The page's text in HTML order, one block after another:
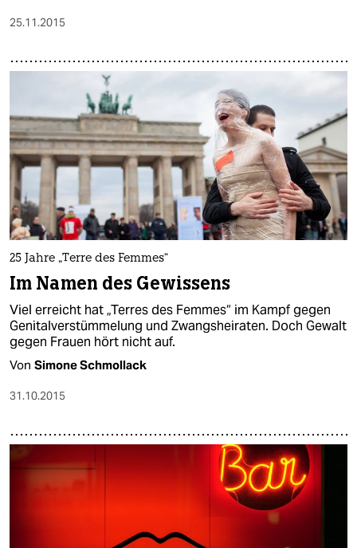
25.11.2015
25 Jahre „Terre des Femmes“
Im Namen des Gewissens
Viel erreicht hat „Terres des Femmes“ im Kampf gegen
Genitalverstümmelung und Zwangsheiraten. Doch Gewalt
gegen Frauen hört nicht auf.
Von Simone Schmollack
31.10.2015